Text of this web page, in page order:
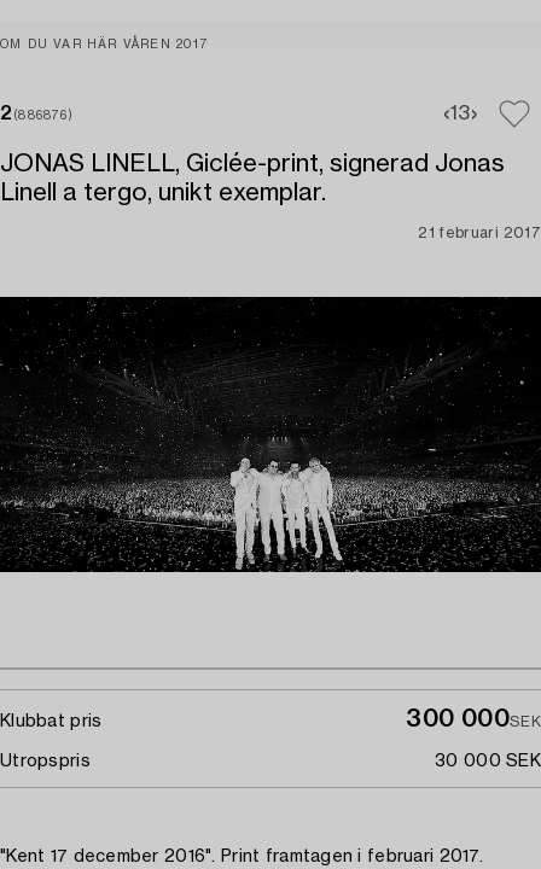
OM DU VAR HÄR VÅREN 2017
2 (886876) 1 3
JONAS LINELL, Giclée-print, signerad Jonas
Linell a tergo, unikt exemplar.
21 februari 2017
Klubbat pris 300 000SEK
Utropspris 30 000 SEK
"Kent 17 december 2016". Print framtagen i februari 2017.